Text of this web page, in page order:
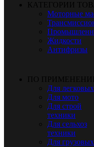
КАТЕГОРИИ
Моторные
Жидкости
Антифризы
ПО
Для легковых
Для мото
Для строй
техники
Для сельхоз
техники
Для грузовых